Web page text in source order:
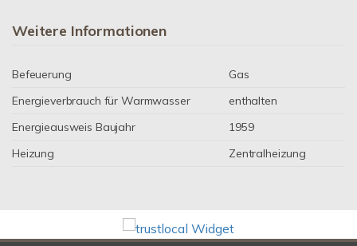
Weitere Informationen
Befeuerung
Gas
Energieverbrauch für Warmwasser
enthalten
Energieausweis Baujahr
1959
Heizung
Zentralheizung